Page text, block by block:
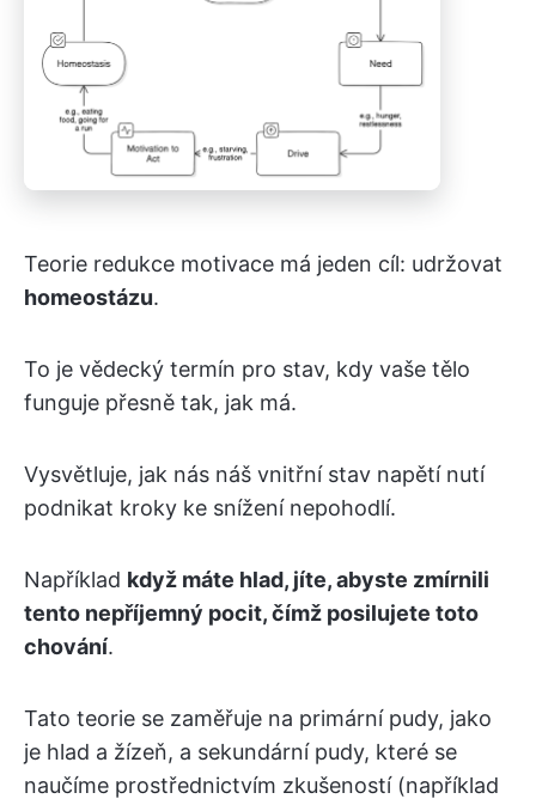
Teorie redukce motivace má jeden cíl: udržovat
homeostázu.
To je vědecký termín pro stav, kdy vaše tělo
funguje přesně tak, jak má.
Vysvětluje, jak nás náš vnitřní stav napětí nutí
podnikat kroky ke snížení nepohodlí.
Například když máte hlad, jíte, abyste zmírnili
tento nepříjemný pocit, čímž posilujete toto
chování.
Tato teorie se zaměřuje na primární pudy, jako
je hlad a žízeň, a sekundární pudy, které se
naučíme prostřednictvím zkušeností (například